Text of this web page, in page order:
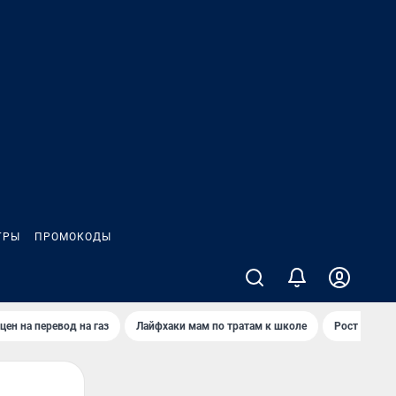
ПРОМОКОДЫ
на перевод на газ Лайфхаки мам по тратам к школе Рост цен на